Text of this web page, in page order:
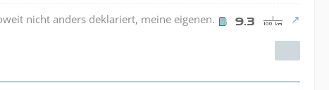
nicht anders deklariert, meine eigenen.